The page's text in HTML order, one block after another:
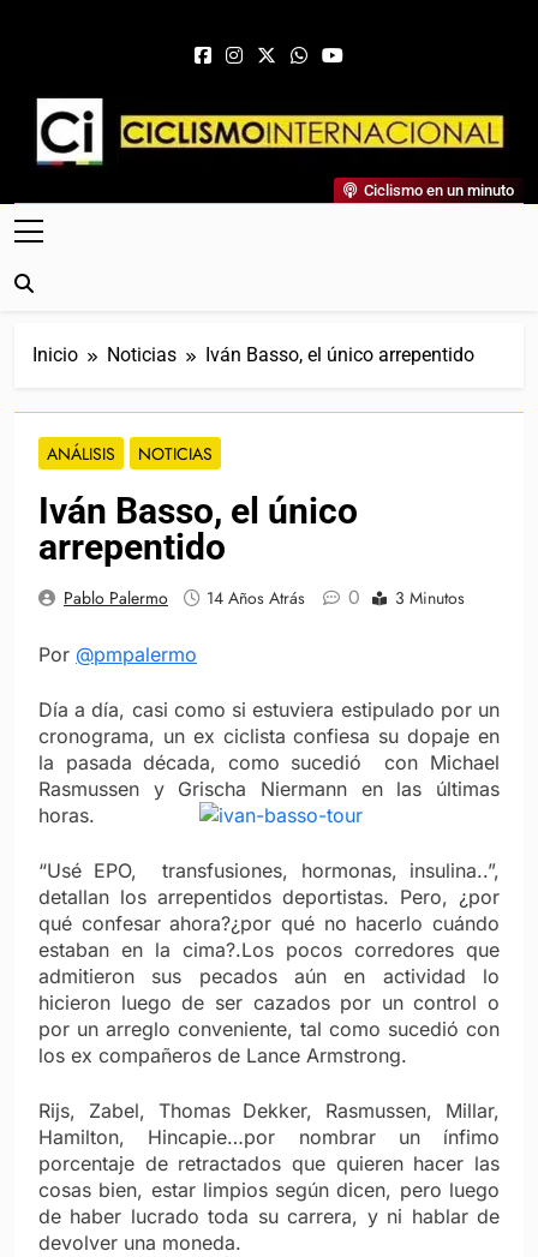
Ciclismo Internacional
Web Dedicada Al Ciclismo Mundial. Entrevistas, Análisis,
Crónicas, Previas Y Más. La Web Ciclista De Referencia.
Ciclismo en un minuto
Inicio Noticias Iván Basso, el único arrepentido
ANÁLISIS NOTICIAS
Iván Basso, el único
arrepentido
Pablo Palermo 14 Años Atrás 0 3 Minutos
Por @pmpalermo
Día a día, casi como si estuviera estipulado por un
cronograma, un ex ciclista confiesa su dopaje en
la pasada década, como sucedió con Michael
Rasmussen y Grischa Niermann en las últimas
horas.
“Usé EPO, transfusiones, hormonas, insulina..”,
detallan los arrepentidos deportistas. Pero, ¿por
qué confesar ahora?¿por qué no hacerlo cuándo
estaban en la cima?.Los pocos corredores que
admitieron sus pecados aún en actividad lo
hicieron luego de ser cazados por un control o
por un arreglo conveniente, tal como sucedió con
los ex compañeros de Lance Armstrong.
Rijs, Zabel, Thomas Dekker, Rasmussen, Millar,
Hamilton, Hincapie…por nombrar un ínfimo
porcentaje de retractados que quieren hacer las
cosas bien, estar limpios según dicen, pero luego
de haber lucrado toda su carrera, y ni hablar de
devolver una moneda.